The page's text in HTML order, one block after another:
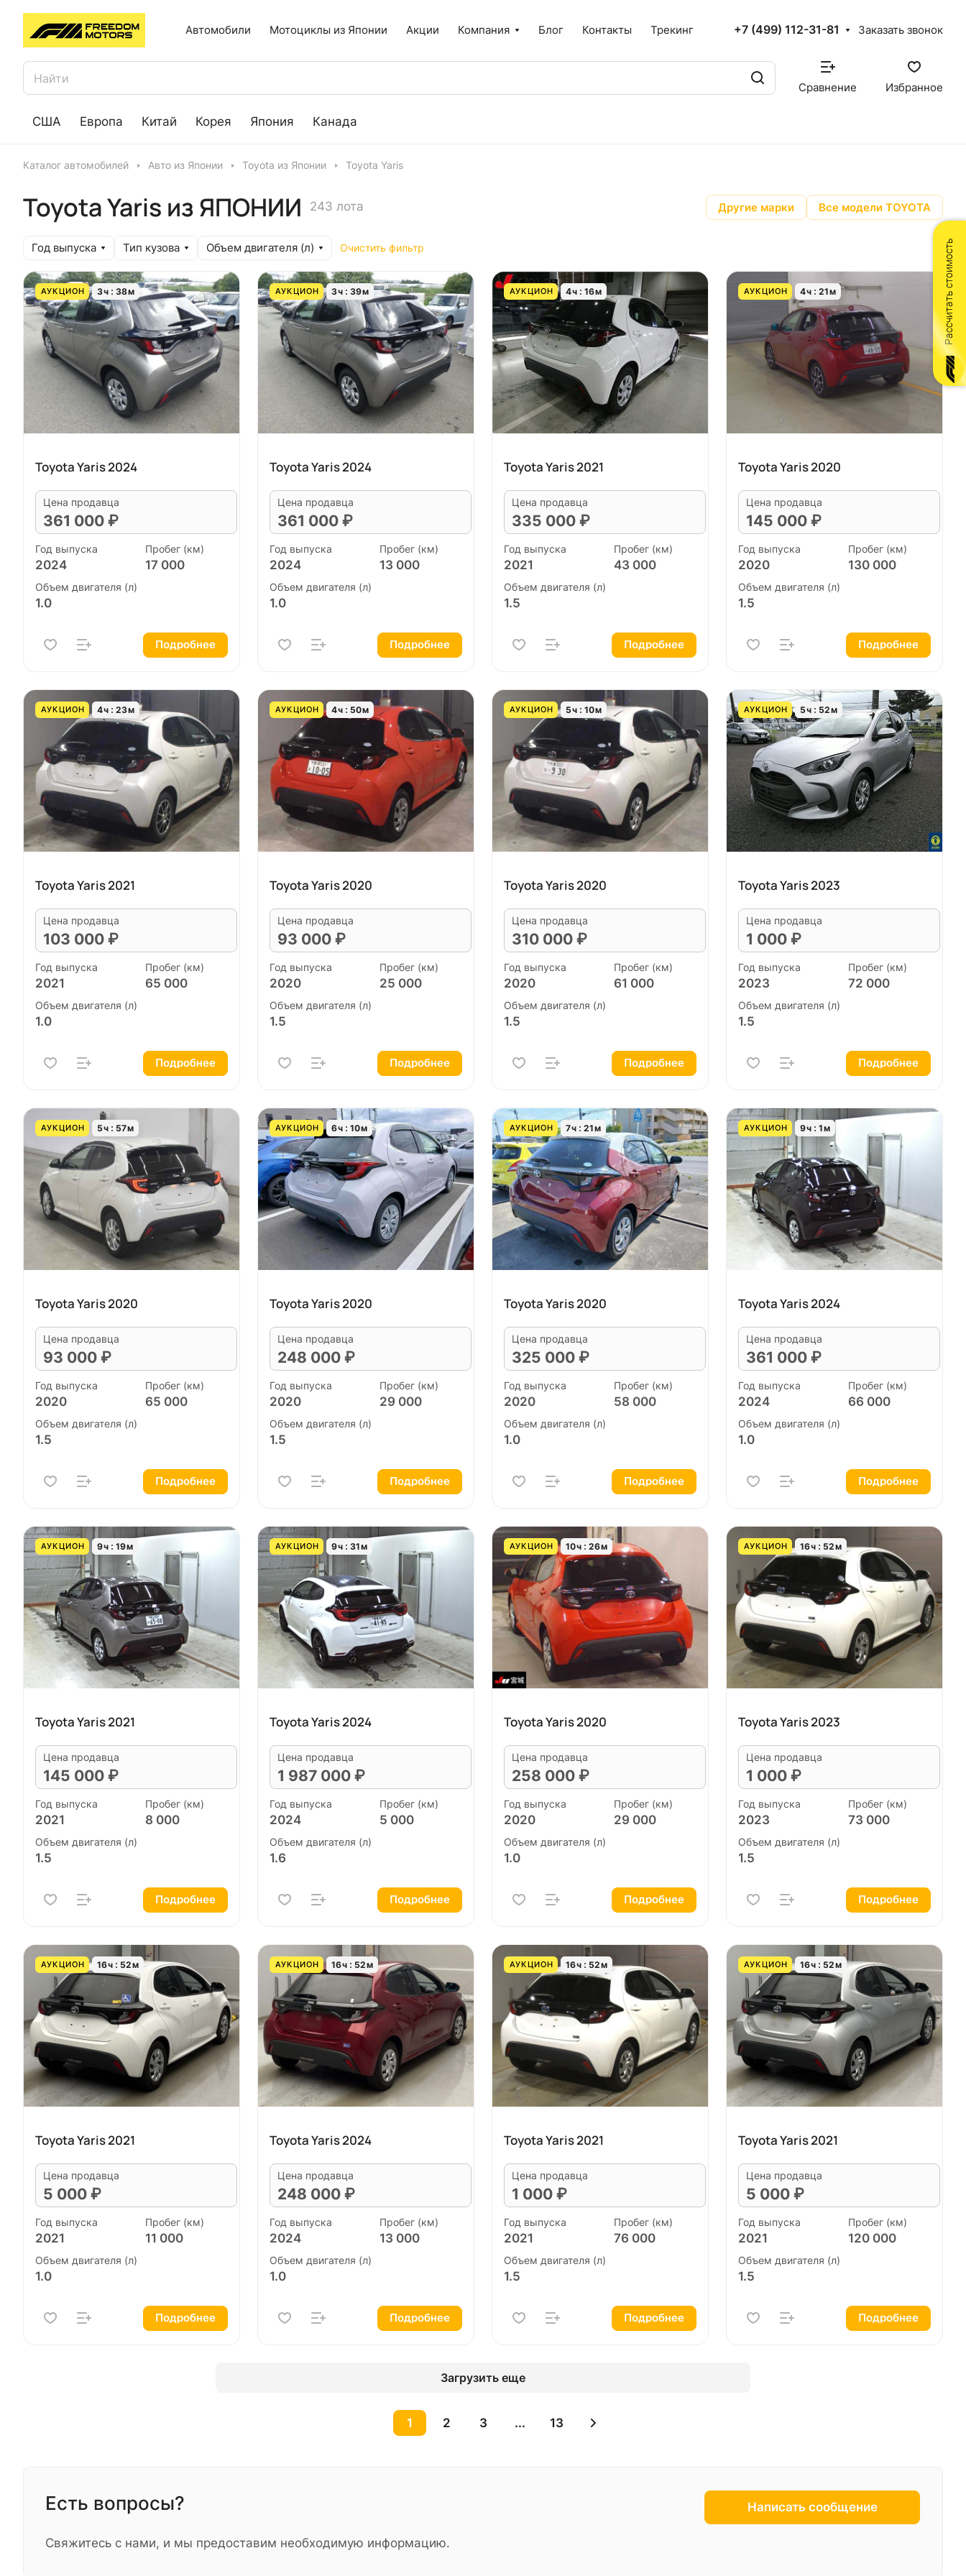
Автомобили Мотоциклы из Японии Акции Компания Блог Контакты Трекинг +7 (499) 112-31-81 Заказать звонок
Сравнение Избранное
США Европа Китай Корея Япония Канада
Каталог автомобилей Авто из Японии Toyota из Японии Toyota Yaris
Toyota Yaris из ЯПОНИИ 243 лота Другие марки Все модели TOYOTA
Год выпуска Тип кузова Объем двигателя (л) Очистить фильтр
АУКЦИОН 3ч 38м
Toyota Yaris 2024
Цена продавца
361 000 ₽
Год выпуска
2024
Пробег (км)
17 000
Объем двигателя (л)
1.0
Подробнее
АУКЦИОН 3ч 39м
Toyota Yaris 2024
Цена продавца
361 000 ₽
Год выпуска
2024
Пробег (км)
13 000
Объем двигателя (л)
1.0
Подробнее
АУКЦИОН 4ч 16м
Toyota Yaris 2021
Цена продавца
335 000 ₽
Год выпуска
2021
Пробег (км)
43 000
Объем двигателя (л)
1.5
Подробнее
АУКЦИОН 4ч 21м
Toyota Yaris 2020
Цена продавца
145 000 ₽
Год выпуска
2020
Пробег (км)
130 000
Объем двигателя (л)
1.5
Подробнее
АУКЦИОН 4ч 23м
Toyota Yaris 2021
Цена продавца
103 000 ₽
Год выпуска
2021
Пробег (км)
65 000
Объем двигателя (л)
1.0
Подробнее
АУКЦИОН 4ч 50м
Toyota Yaris 2020
Цена продавца
93 000 ₽
Год выпуска
2020
Пробег (км)
25 000
Объем двигателя (л)
1.5
Подробнее
АУКЦИОН 5ч 10м
Toyota Yaris 2020
Цена продавца
310 000 ₽
Год выпуска
2020
Пробег (км)
61 000
Объем двигателя (л)
1.5
Подробнее
АУКЦИОН 5ч 52м
Toyota Yaris 2023
Цена продавца
1 000 ₽
Год выпуска
2023
Пробег (км)
72 000
Объем двигателя (л)
1.5
Подробнее
АУКЦИОН 5ч 57м
Toyota Yaris 2020
Цена продавца
93 000 ₽
Год выпуска
2020
Пробег (км)
65 000
Объем двигателя (л)
1.5
Подробнее
АУКЦИОН 6ч 10м
Toyota Yaris 2020
Цена продавца
248 000 ₽
Год выпуска
2020
Пробег (км)
29 000
Объем двигателя (л)
1.5
Подробнее
АУКЦИОН 7ч 21м
Toyota Yaris 2020
Цена продавца
325 000 ₽
Год выпуска
2020
Пробег (км)
58 000
Объем двигателя (л)
1.0
Подробнее
АУКЦИОН 9ч 1м
Toyota Yaris 2024
Цена продавца
361 000 ₽
Год выпуска
2024
Пробег (км)
66 000
Объем двигателя (л)
1.0
Подробнее
АУКЦИОН 9ч 19м
Toyota Yaris 2021
Цена продавца
145 000 ₽
Год выпуска
2021
Пробег (км)
8 000
Объем двигателя (л)
1.5
Подробнее
АУКЦИОН 9ч 31м
Toyota Yaris 2024
Цена продавца
1 987 000 ₽
Год выпуска
2024
Пробег (км)
5 000
Объем двигателя (л)
1.6
Подробнее
АУКЦИОН 10ч 26м
Toyota Yaris 2020
Цена продавца
258 000 ₽
Год выпуска
2020
Пробег (км)
29 000
Объем двигателя (л)
1.0
Подробнее
АУКЦИОН 16ч 52м
Toyota Yaris 2023
Цена продавца
1 000 ₽
Год выпуска
2023
Пробег (км)
73 000
Объем двигателя (л)
1.5
Подробнее
АУКЦИОН 16ч 52м
Toyota Yaris 2021
Цена продавца
5 000 ₽
Год выпуска
2021
Пробег (км)
11 000
Объем двигателя (л)
1.0
Подробнее
АУКЦИОН 16ч 52м
Toyota Yaris 2024
Цена продавца
248 000 ₽
Год выпуска
2024
Пробег (км)
13 000
Объем двигателя (л)
1.0
Подробнее
АУКЦИОН 16ч 52м
Toyota Yaris 2021
Цена продавца
1 000 ₽
Год выпуска
2021
Пробег (км)
76 000
Объем двигателя (л)
1.5
Подробнее
АУКЦИОН 16ч 52м
Toyota Yaris 2021
Цена продавца
5 000 ₽
Год выпуска
2021
Пробег (км)
120 000
Объем двигателя (л)
1.5
Подробнее
Загрузить еще
1 2 3 ... 13
Есть вопросы?
Свяжитесь с нами, и мы предоставим необходимую информацию.
Написать сообщение
Рассчитать стоимость